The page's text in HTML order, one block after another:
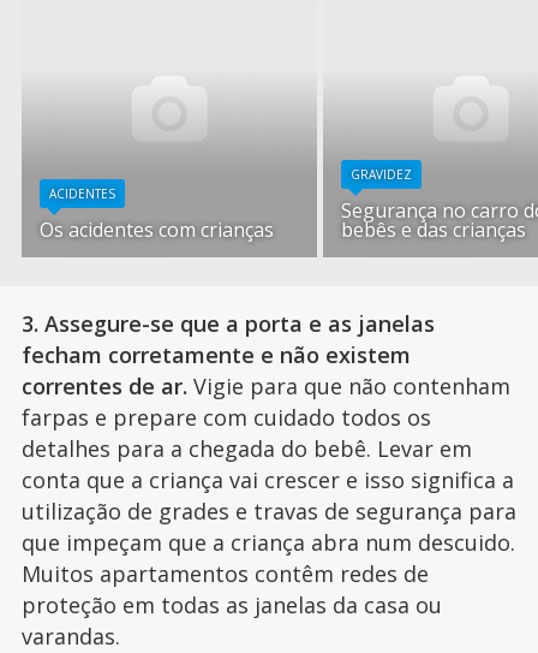
ACIDENTES
Os acidentes com crianças
GRAVIDEZ
Segurança no carro
bebês e das crianças
3. Assegure-se que a porta e as janelas
fecham corretamente e não existem
correntes de ar. Vigie para que não contenham
farpas e prepare com cuidado todos os
detalhes para a chegada do bebê. Levar em
conta que a criança vai crescer e isso significa a
utilização de grades e travas de segurança para
que impeçam que a criança abra num descuido.
Muitos apartamentos contêm redes de
proteção em todas as janelas da casa ou
varandas.